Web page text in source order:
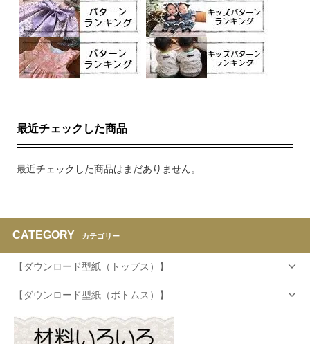
最近チェックした商品
最近チェックした商品はまだありません。
CATEGORY カテゴリー
【ダウンロード型紙（トップス）】
【ダウンロード型紙（ボトムス）】